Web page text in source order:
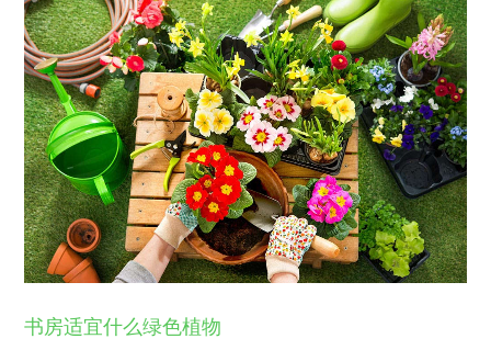
书房适宜什么绿色植物